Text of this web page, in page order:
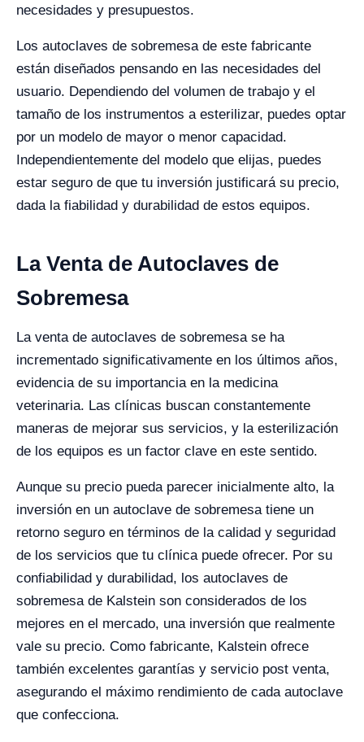
necesidades y presupuestos.
Los autoclaves de sobremesa de este fabricante
están diseñados pensando en las necesidades del
usuario. Dependiendo del volumen de trabajo y el
tamaño de los instrumentos a esterilizar, puedes optar
por un modelo de mayor o menor capacidad.
Independientemente del modelo que elijas, puedes
estar seguro de que tu inversión justificará su precio,
dada la fiabilidad y durabilidad de estos equipos.
La Venta de Autoclaves de
Sobremesa
La venta de autoclaves de sobremesa se ha
incrementado significativamente en los últimos años,
evidencia de su importancia en la medicina
veterinaria. Las clínicas buscan constantemente
maneras de mejorar sus servicios, y la esterilización
de los equipos es un factor clave en este sentido.
Aunque su precio pueda parecer inicialmente alto, la
inversión en un autoclave de sobremesa tiene un
retorno seguro en términos de la calidad y seguridad
de los servicios que tu clínica puede ofrecer. Por su
confiabilidad y durabilidad, los autoclaves de
sobremesa de Kalstein son considerados de los
mejores en el mercado, una inversión que realmente
vale su precio. Como fabricante, Kalstein ofrece
también excelentes garantías y servicio post venta,
asegurando el máximo rendimiento de cada autoclave
que confecciona.